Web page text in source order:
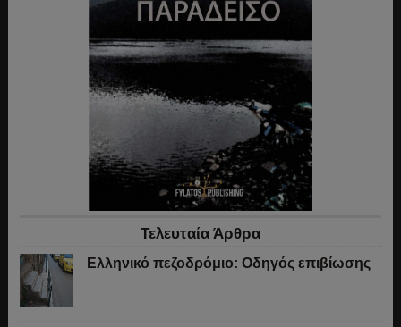
Τελευταία Άρθρα
Ελληνικό πεζοδρόμιο: Οδηγός επιβίωσης